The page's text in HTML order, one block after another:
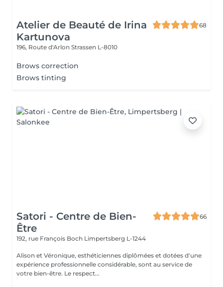
Atelier de Beauté de Irina
Kartunova
68
196, Route d'Arlon Strassen L-8010
Brows correction
Brows tinting
Satori - Centre de Bien-
Être
66
192, rue François Boch Limpertsberg L-1244
Alison et Véronique, esthéticiennes diplômées et dotées d'une
expérience professionnelle considérable, sont au service de
votre bien-être. Le respect...